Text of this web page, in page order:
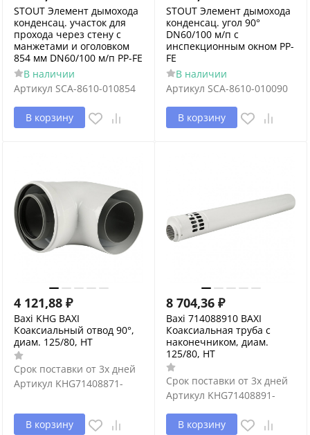
STOUT Элемент дымохода
конденсац. участок для
прохода через стену с
манжетами и оголовком
854 мм DN60/100 м/п PP-FE
В наличии
Артикул SCA-8610-010854
В корзину
STOUT Элемент дымохода
конденсац. угол 90°
DN60/100 м/п с
инспекционным окном PP-
FE
В наличии
Артикул SCA-8610-010090
В корзину
4 121,88 ₽
Baxi KHG BAXI
Коаксиальный отвод 90°,
диам. 125/80, HT
Срок поставки от 3х дней
Артикул KHG71408871-
В корзину
8 704,36 ₽
Baxi 714088910 BAXI
Коаксиальная труба с
наконечником, диам.
125/80, HT
Срок поставки от 3х дней
Артикул KHG71408891-
В корзину